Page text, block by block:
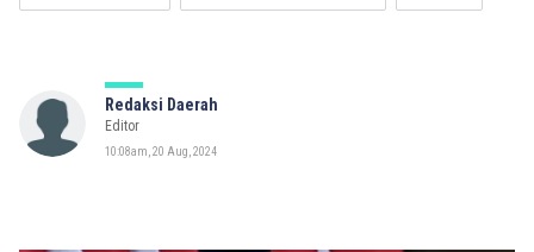
Redaksi Daerah
Editor
10:08am, 20 Aug, 2024